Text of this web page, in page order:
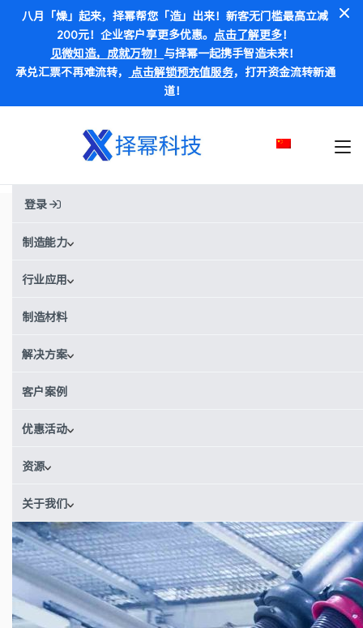
八月「燥」起来，择幂帮您「造」出来！新客无门槛最高立减
200元！企业客户享更多优惠。 点击了解更多！
见微知造，成就万物！ 与择幂一起携手智造未来！
承兑汇票不再难流转， 点击解锁预充值服务，打开资金流转新通
道！
登录
制造能力
行业应用
制造材料
解决方案
客户案例
优惠活动
资源
关于我们
机器人与自动化行业原型设计和部件生产
我们通过优质的制造伙伴网络和 一站式AI 服务能力，简化机器人与
单追踪系统的数字服务体验。
我们的制造工艺符合 ISO 9001:2015 认证标准